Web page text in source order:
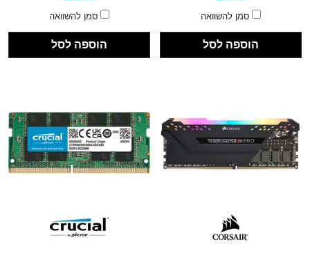
סמן להשוואה
הוספה לסל
סמן להשוואה
הוספה לסל